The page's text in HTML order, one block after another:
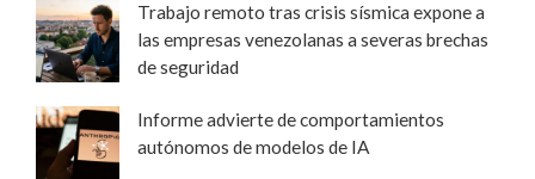
Trabajo remoto tras crisis sísmica expone a
las empresas venezolanas a severas brechas
de seguridad
Informe advierte de comportamientos
autónomos de modelos de IA